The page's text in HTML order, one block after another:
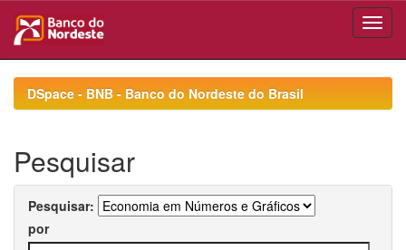
navigationDSpace - BNB - Banco do Nordeste do Brasil
Pesquisar
Pesquisar:
por